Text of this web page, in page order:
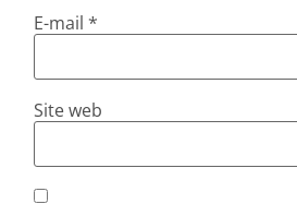
E-mail*
Site web